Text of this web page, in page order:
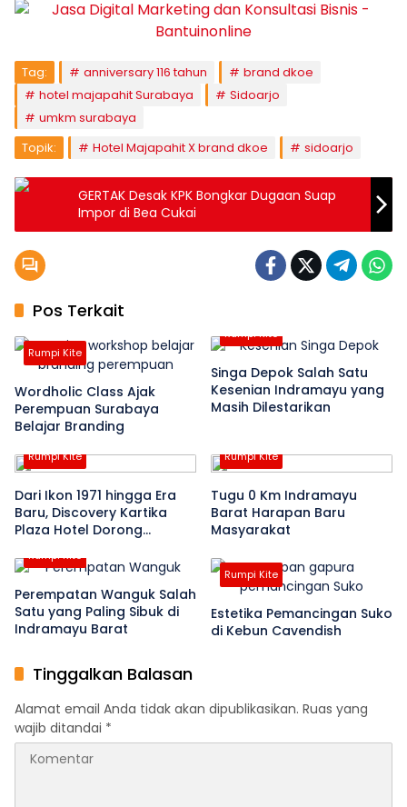
Tag: anniversary 116 tahun
brand dkoe
hotel majapahit Surabaya
Sidoarjo
umkm surabaya
Topik:
Hotel Majapahit X brand dkoe sidoarjo
GERTAK Desak KPK Bongkar Dugaan Suap
Impor di Bea Cukai
Pos Terkait
Rumpi Kite
Wordholic Class Ajak
Perempuan Surabaya
Belajar Branding
Rumpi Kite
Singa Depok Salah Satu
Kesenian Indramayu yang
Masih Dilestarikan
Rumpi Kite
Dari Ikon 1971 hingga Era
Baru, Discovery Kartika
Plaza Hotel Dorong
Rumpi Kite
Tugu 0 Km Indramayu
Barat Harapan Baru
Masyarakat
Rumpi Kite
Perempatan Wanguk Salah
Satu yang Paling Sibuk di
Indramayu Barat
Rumpi Kite
Estetika Pemancingan Suko
di Kebun Cavendish
Tinggalkan Balasan
Alamat email Anda tidak akan dipublikasikan. Ruas yang
wajib ditandai *